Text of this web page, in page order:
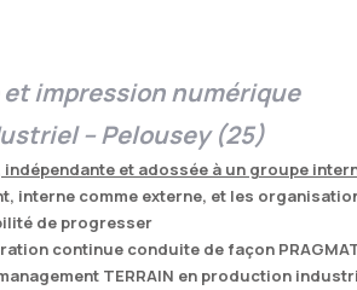
impression numérique
– Pelousey (25)
et adossée à un groupe
interne comme externe, et les
de progresser
continue conduite de façon
TERRAIN en production